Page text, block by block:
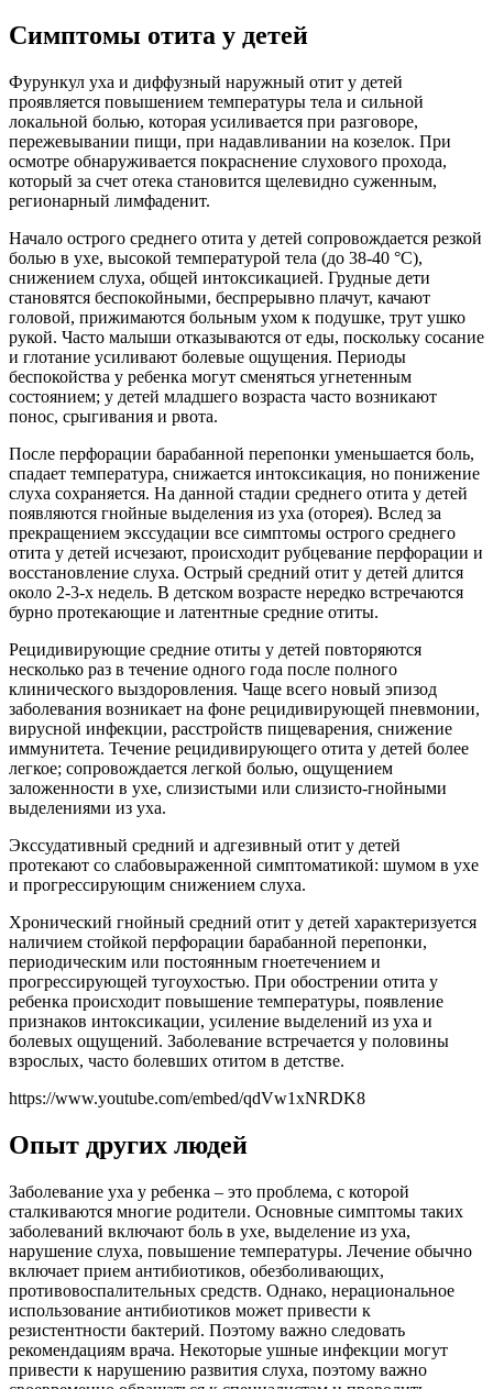
Симптомы отита у детей
Фурункул уха и диффузный наружный отит у детей
проявляется повышением температуры тела и сильной
локальной болью, которая усиливается при разговоре,
пережевывании пищи, при надавливании на козелок. При
осмотре обнаруживается покраснение слухового прохода,
который за счет отека становится щелевидно суженным,
регионарный лимфаденит.
Начало острого среднего отита у детей сопровождается резкой
болью в ухе, высокой температурой тела (до 38-40 °С),
снижением слуха, общей интоксикацией. Грудные дети
становятся беспокойными, беспрерывно плачут, качают
головой, прижимаются больным ухом к подушке, трут ушко
рукой. Часто малыши отказываются от еды, поскольку сосание
и глотание усиливают болевые ощущения. Периоды
беспокойства у ребенка могут сменяться угнетенным
состоянием; у детей младшего возраста часто возникают
понос, срыгивания и рвота.
После перфорации барабанной перепонки уменьшается боль,
спадает температура, снижается интоксикация, но понижение
слуха сохраняется. На данной стадии среднего отита у детей
появляются гнойные выделения из уха (оторея). Вслед за
прекращением экссудации все симптомы острого среднего
отита у детей исчезают, происходит рубцевание перфорации и
восстановление слуха. Острый средний отит у детей длится
около 2-3-х недель. В детском возрасте нередко встречаются
бурно протекающие и латентные средние отиты.
Рецидивирующие средние отиты у детей повторяются
несколько раз в течение одного года после полного
клинического выздоровления. Чаще всего новый эпизод
заболевания возникает на фоне рецидивирующей пневмонии,
вирусной инфекции, расстройств пищеварения, снижение
иммунитета. Течение рецидивирующего отита у детей более
легкое; сопровождается легкой болью, ощущением
заложенности в ухе, слизистыми или слизисто-гнойными
выделениями из уха.
Экссудативный средний и адгезивный отит у детей
протекают со слабовыраженной симптоматикой: шумом в ухе
и прогрессирующим снижением слуха.
Хронический гнойный средний отит у детей характеризуется
наличием стойкой перфорации барабанной перепонки,
периодическим или постоянным гноетечением и
прогрессирующей тугоухостью. При обострении отита у
ребенка происходит повышение температуры, появление
признаков интоксикации, усиление выделений из уха и
болевых ощущений. Заболевание встречается у половины
взрослых, часто болевших отитом в детстве.
https://www.youtube.com/embed/qdVw1xNRDK8
Опыт других людей
Заболевание уха у ребенка – это проблема, с которой
сталкиваются многие родители. Основные симптомы таких
заболеваний включают боль в ухе, выделение из уха,
нарушение слуха, повышение температуры. Лечение обычно
включает прием антибиотиков, обезболивающих,
противовоспалительных средств. Однако, нерациональное
использование антибиотиков может привести к
резистентности бактерий. Поэтому важно следовать
рекомендациям врача. Некоторые ушные инфекции могут
привести к нарушению развития слуха, поэтому важно